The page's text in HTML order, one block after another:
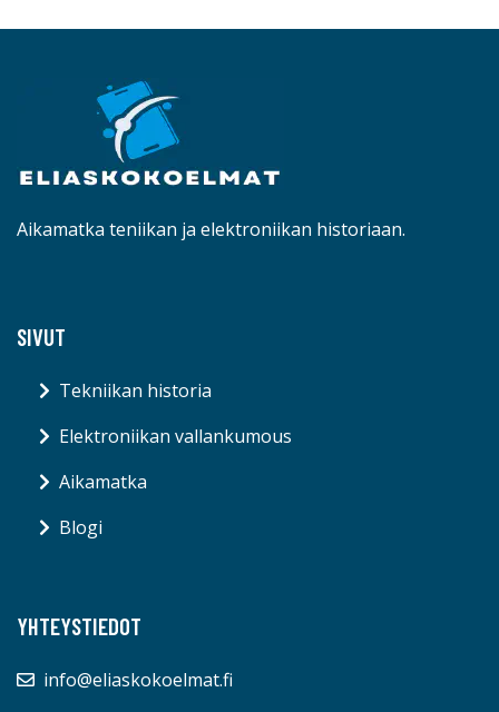
Aikamatka teniikan ja elektroniikan historiaan.
SIVUT
Tekniikan historia
Elektroniikan vallankumous
Aikamatka
Blogi
YHTEYSTIEDOT
info@eliaskokoelmat.fi